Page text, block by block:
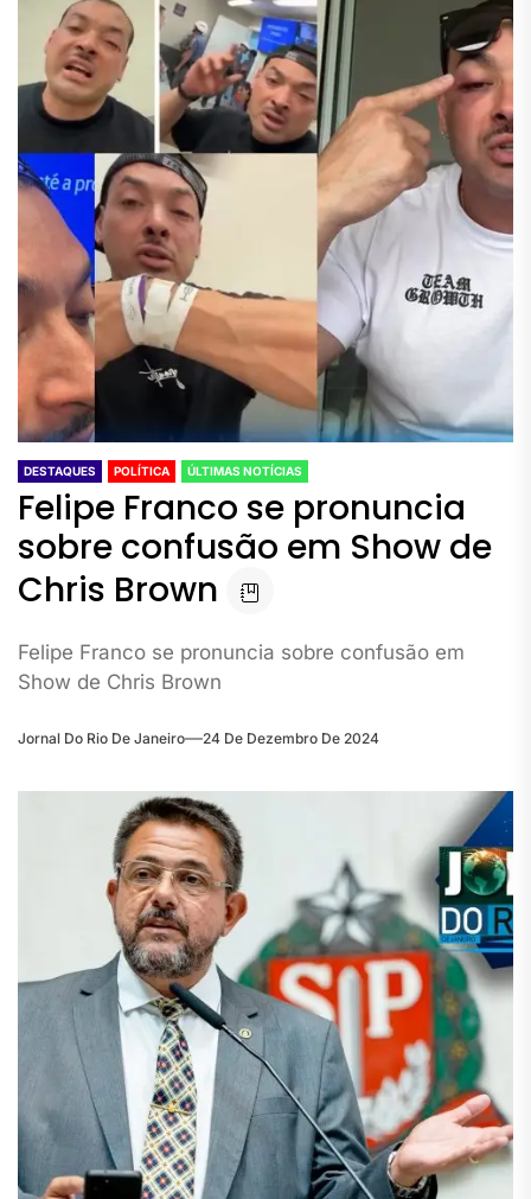
DESTAQUES POLÍTICA ÚLTIMAS NOTÍCIAS
Felipe Franco se pronuncia
sobre confusão em Show de
Chris Brown
Felipe Franco se pronuncia sobre confusão em
Show de Chris Brown
Jornal Do Rio De Janeiro 24 De Dezembro De 2024